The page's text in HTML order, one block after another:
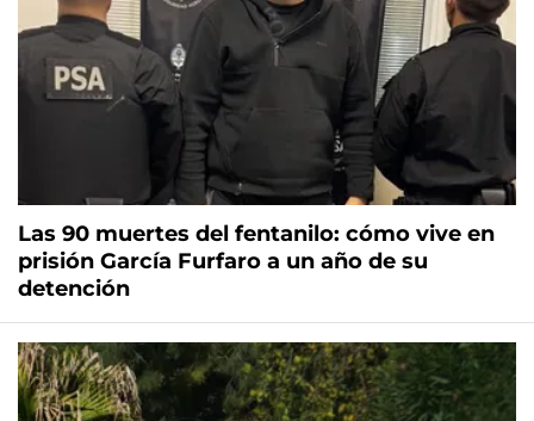
Las 90 muertes del fentanilo: cómo vive en
prisión García Furfaro a un año de su
detención